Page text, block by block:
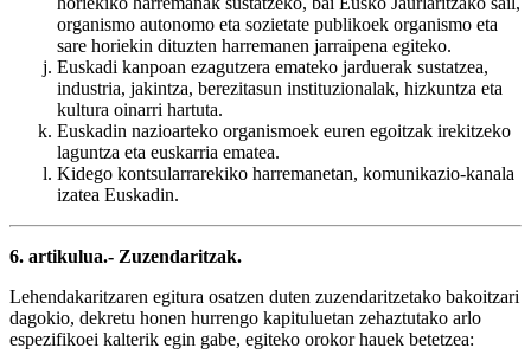
organismo autonomo eta sozietate publikoek organismo eta
sare horiekin dituzten harremanen jarraipena egiteko.
Euskadi kanpoan ezagutzera emateko jarduerak sustatzea,
industria, jakintza, berezitasun instituzionalak, hizkuntza eta
kultura oinarri hartuta.
Euskadin nazioarteko organismoek euren egoitzak irekitzeko
laguntza eta euskarria ematea.
Kidego kontsularrarekiko harremanetan, komunikazio-kanala
izatea Euskadin.
6. artikulua.- Zuzendaritzak.
Lehendakaritzaren egitura osatzen duten zuzendaritzetako bakoitzari
dagokio, dekretu honen hurrengo kapituluetan zehaztutako arlo
espezifikoei kalterik egin gabe, egiteko orokor hauek betetzea: